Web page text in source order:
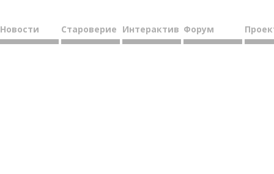
Новости Староверие Интерактив Форум